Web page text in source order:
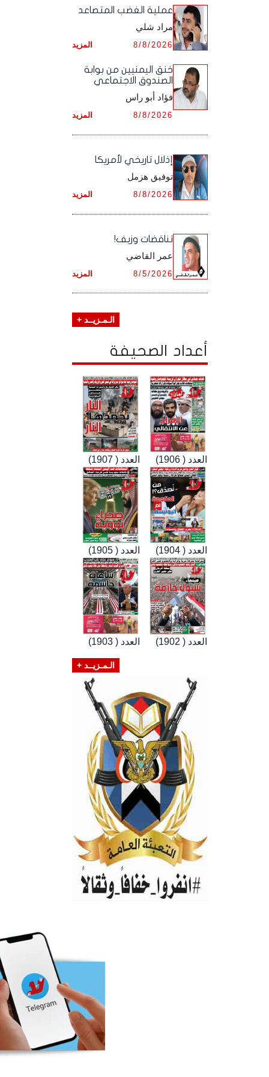
أرشيف شهر نـوفـمـبـر ,
أرشيف شهر ديـسـمـبـر ,
أرشيف شهر أكـتـوبـر ,
أرشيف شهر نـوفـمـبـر ,
أرشيف شهر ديـسـمـبـر ,
أرشيف شهر سـبـتـمـبـر ,
أرشيف شهر أكـتـوبـر ,
أرشيف شهر نـوفـمـبـر ,
أرشيف شهر ديـسـمـبـر ,
‏عملية الغضب المتصاعد
مراد شلي
المزيد 8/8/2026
خنق اليمنيين من بوابة
الصندوق الاجتماعي
فؤاد أبو راس
المزيد 8/8/2026
إذلال تاريخي لأمريكا
توفيق هزمل
المزيد 8/8/2026
تناقضات وزيف!
عمر القاضي
المزيد 8/5/2026
الـمـزيــد +
أعداد الصحيفة
العدد ( 1907) العدد ( 1906)
العدد ( 1905) العدد ( 1904)
العدد ( 1903) العدد ( 1902)
الـمـزيــد +